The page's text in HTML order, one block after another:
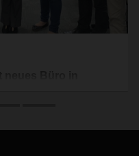
eine starke